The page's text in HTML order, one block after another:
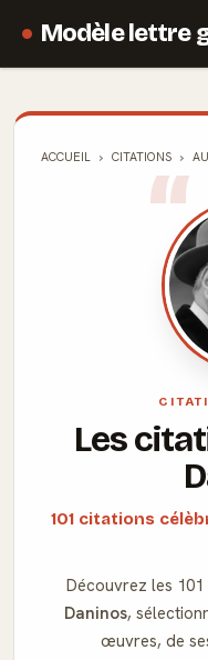
Modèle lettre
ACCUEIL CITATIONS
Les
101 citations
Découvrez les
Daninos,
œuvres, de